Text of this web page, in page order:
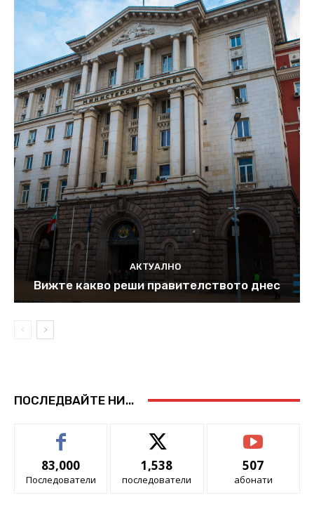
АКТУАЛНО
Вижте какво реши правителството днес
ПОСЛЕДВАЙТЕ НИ...
83,000
Последователи
1,538
последователи
507
абонати